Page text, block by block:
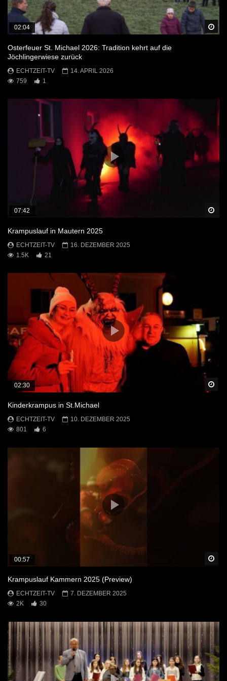
02:04
Osterfeuer St. Michael 2026: Tradition kehrt auf die
Jöchlingerwiese zurück
ECHTZEIT-TV
14. APRIL 2026
759
1
07:42
Krampuslauf in Mautern 2025
ECHTZEIT-TV
16. DEZEMBER 2025
1.5K
21
02:30
Kinderkrampus in St.Michael
ECHTZEIT-TV
10. DEZEMBER 2025
801
6
00:57
Krampuslauf Kammern 2025 (Preview)
ECHTZEIT-TV
7. DEZEMBER 2025
2K
30